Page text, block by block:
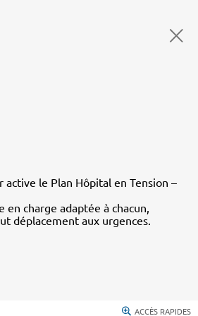
active le Plan Hôpital en Tension –
en charge adaptée à chacun,
déplacement aux urgences.
ACCÈS RAPIDES